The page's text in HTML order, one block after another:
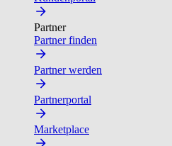
Partner
Partner finden
Partner werden
Partnerportal
Marketplace